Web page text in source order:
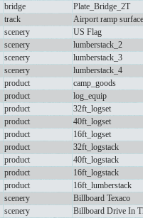
bridge
Plate_Bridge_2T
track
Airport ramp
scenery
US Flag
scenery
lumberstack_2
scenery
lumberstack_3
scenery
lumberstack_4
product
camp_goods
product
log_equip
product
32ft_logset
product
40ft_logset
product
16ft_logset
product
32ft_logstack
product
40ft_logstack
product
16ft_logstack
product
16ft_lumberstack
scenery
Billboard Texaco
scenery
Billboard Drive In